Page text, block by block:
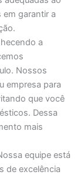
garantir a
a
Nossos
empresa para
que você
Dessa
mais
equipe está
de excelência